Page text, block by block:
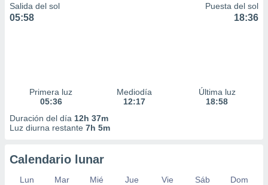
Salida del sol
05:58
Puesta del sol
18:36
Primera luz
05:36
Mediodía
12:17
Última luz
18:58
Duración del día 12h 37m
Luz diurna restante 7h 5m
Calendario lunar
Lun Mar Mié Jue Vie Sáb
Dom